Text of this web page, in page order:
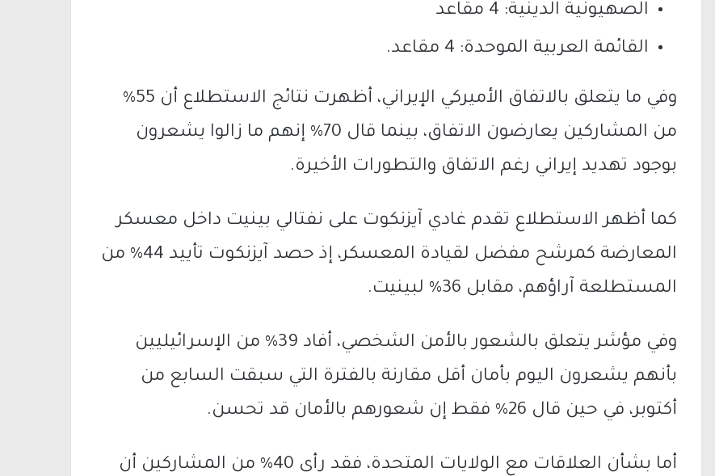
الصهيونية الدينية: 4 مقاعد
القائمة العربية الموحدة: 4 مقاعد.
وفي ما يتعلق بالاتفاق الأميركي الإيراني، أظهرت نتائج الاستطلاع أن 55%
من المشاركين يعارضون الاتفاق، بينما قال 70% إنهم ما زالوا يشعرون
بوجود تهديد إيراني رغم الاتفاق والتطورات الأخيرة.
كما أظهر الاستطلاع تقدم غادي آيزنكوت على نفتالي بينيت داخل معسكر
المعارضة كمرشح مفضل لقيادة المعسكر، إذ حصد آيزنكوت تأييد 44% من
المستطلعة آراؤهم، مقابل 36% لبينيت.
وفي مؤشر يتعلق بالشعور بالأمن الشخصي، أفاد 39% من الإسرائيليين
بأنهم يشعرون اليوم بأمان أقل مقارنة بالفترة التي سبقت السابع من
أكتوبر، في حين قال 26% فقط إن شعورهم بالأمان قد تحسن.
أما بشأن العلاقات مع الولايات المتحدة، فقد رأى 40% من المشاركين أن